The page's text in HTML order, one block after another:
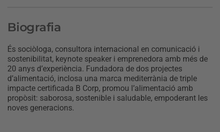
Biografia
És sociòloga, consultora internacional en comunicació i
sostenibilitat, keynote speaker i emprenedora amb més de
20 anys d’experiència. Fundadora de dos projectes
d’alimentació, inclosa una marca mediterrània de triple
impacte certificada B Corp, promou l’alimentació amb
propòsit: saborosa, sostenible i saludable, empoderant les
noves generacions.